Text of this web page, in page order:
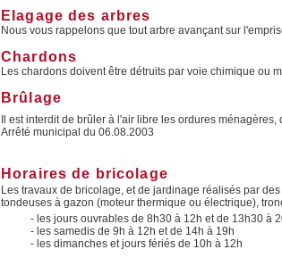
Elagage des arbres
Nous vous rappelons que tout arbre avançant sur
Chardons
Les chardons doivent être détruits par voie chimique ou
Brûlage
Il est interdit de brûler à l'air libre les ordures
Arrêté municipal du 06.08.2003
Horaires de bricolage
Les travaux de bricolage, et de jardinage réalisés par
tondeuses à gazon (moteur thermique ou électrique),
- les jours ouvrables de 8h30 à 12h et de 13h30 à
- les samedis de 9h à 12h et de 14h à 19h
- les dimanches et jours fériés de 10h à 12h